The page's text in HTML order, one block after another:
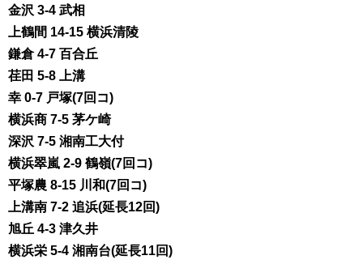
金沢 3-4 武相
上鶴間 14-15 横浜清陵
鎌倉 4-7 百合丘
荏田 5-8 上溝
幸 0-7 戸塚(7回コ)
横浜商 7-5 茅ケ崎
深沢 7-5 湘南工大付
横浜翠嵐 2-9 鶴嶺(7回コ)
平塚農 8-15 川和(7回コ)
上溝南 7-2 追浜(延長12回)
旭丘 4-3 津久井
横浜栄 5-4 湘南台(延長11回)